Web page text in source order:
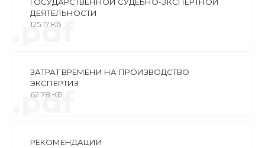
ГОСУДАРСТВЕННОЙ СУДЕБНО-ЭКСПЕРТНОЙ
ДЕЯТЕЛЬНОСТИ
125.17 КБ
.pdf
ЗАТРАТ ВРЕМЕНИ НА ПРОИЗВОДСТВО
ЭКСПЕРТИЗ
62.78 КБ
.pdf
РЕКОМЕНДАЦИИ